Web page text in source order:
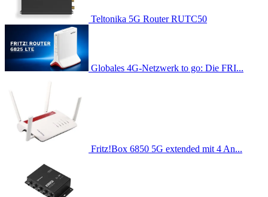
Teltonika 5G Router RUTC50
Globales 4G-Netzwerk to go: Die FRI...
Fritz!Box 6850 5G extended mit 4 An...